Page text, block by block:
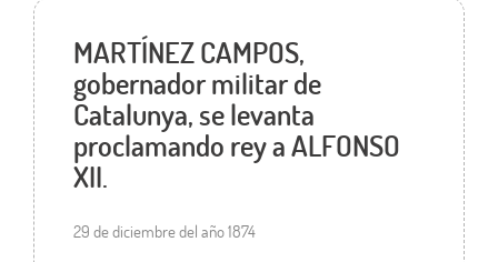
MARTÍNEZ CAMPOS,
gobernador militar de
Catalunya, se levanta
proclamando rey a ALFONSO
XII.
29 de diciembre del año 1874